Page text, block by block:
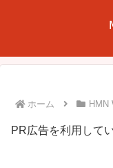
ホーム HMN
PR広告を利用して